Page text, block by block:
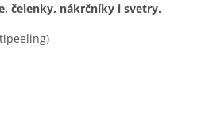
čelenky, nákrčníky i svetry.